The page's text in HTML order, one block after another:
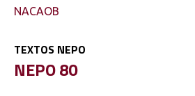
NACAOB
TEXTOS NEPO
NEPO 80